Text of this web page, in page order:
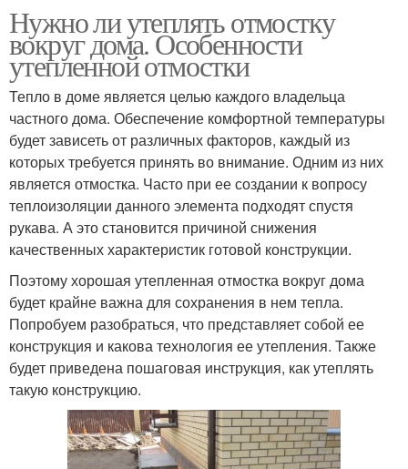
Нужно ли утеплять отмостку
вокруг дома. Особенности
утепленной отмостки
Тепло в доме является целью каждого владельца
частного дома. Обеспечение комфортной температуры
будет зависеть от различных факторов, каждый из
которых требуется принять во внимание. Одним из них
является отмостка. Часто при ее создании к вопросу
теплоизоляции данного элемента подходят спустя
рукава. А это становится причиной снижения
качественных характеристик готовой конструкции.
Поэтому хорошая утепленная отмостка вокруг дома
будет крайне важна для сохранения в нем тепла.
Попробуем разобраться, что представляет собой ее
конструкция и какова технология ее утепления. Также
будет приведена пошаговая инструкция, как утеплять
такую конструкцию.